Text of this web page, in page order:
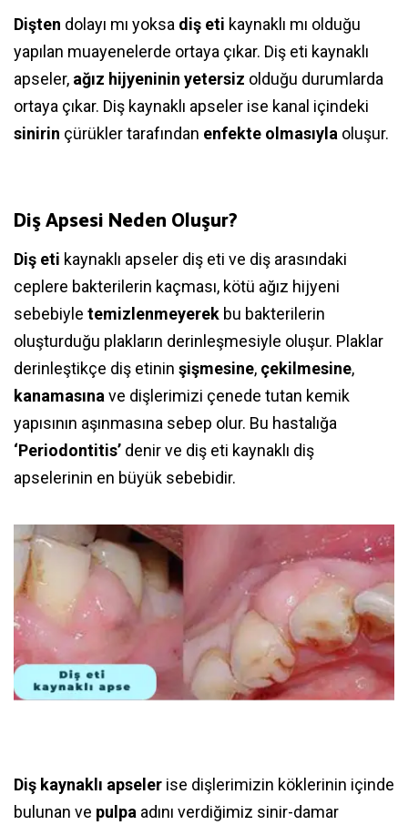
Dişten dolayı mı yoksa diş eti kaynaklı mı olduğu
yapılan muayenelerde ortaya çıkar. Diş eti kaynaklı
apseler, ağız hijyeninin yetersiz olduğu durumlarda
ortaya çıkar. Diş kaynaklı apseler ise kanal içindeki
sinirin çürükler tarafından enfekte olmasıyla oluşur.
Diş Apsesi Neden Oluşur?
Diş eti kaynaklı apseler diş eti ve diş arasındaki
ceplere bakterilerin kaçması, kötü ağız hijyeni
sebebiyle temizlenmeyerek bu bakterilerin
oluşturduğu plakların derinleşmesiyle oluşur. Plaklar
derinleştikçe diş etinin şişmesine, çekilmesine,
kanamasına ve dişlerimizi çenede tutan kemik
yapısının aşınmasına sebep olur. Bu hastalığa
‘Periodontitis’ denir ve diş eti kaynaklı diş
apselerinin en büyük sebebidir.
Diş kaynaklı apseler ise dişlerimizin köklerinin içinde
bulunan ve pulpa adını verdiğimiz sinir-damar